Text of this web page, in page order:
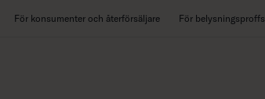
För konsumenter och återförsäljare För belysningsproffs